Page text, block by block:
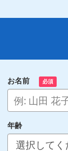
お名前 必須
年齢